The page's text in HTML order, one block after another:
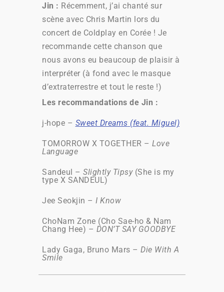
Jin : Récemment, j’ai chanté sur
scène avec Chris Martin lors du
concert de Coldplay en Corée ! Je
recommande cette chanson que
nous avons eu beaucoup de plaisir à
interpréter (à fond avec le masque
d’extraterrestre et tout le reste !)
Les recommandations de Jin :
j-hope – Sweet Dreams (feat. Miguel)
TOMORROW X TOGETHER – Love
Language
Sandeul – Slightly Tipsy(She is my
type X SANDEUL)
Jee Seokjin – I Know
ChoNam Zone (Cho Sae-ho & Nam
Chang Hee) – DON’T SAY GOODBYE
Lady Gaga, Bruno Mars – Die With A
Smile